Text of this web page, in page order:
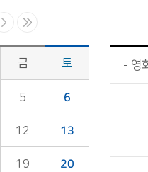
금 토
5 6
12 13
19 20
영